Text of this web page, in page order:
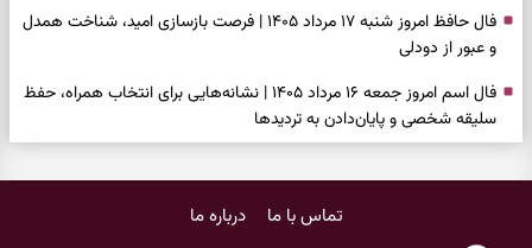
فال حافظ امروز شنبه ۱۷ مرداد ۱۴۰۵ | فرصت بازسازی امید، شناخت همدل
و عبور از دودلی
فال اسم امروز جمعه ۱۶ مرداد ۱۴۰۵ | نشانه‌هایی برای انتخاب همراه، حفظ
سلیقه شخصی و پایان‌دادن به تردیدها
تماس با ما درباره ما